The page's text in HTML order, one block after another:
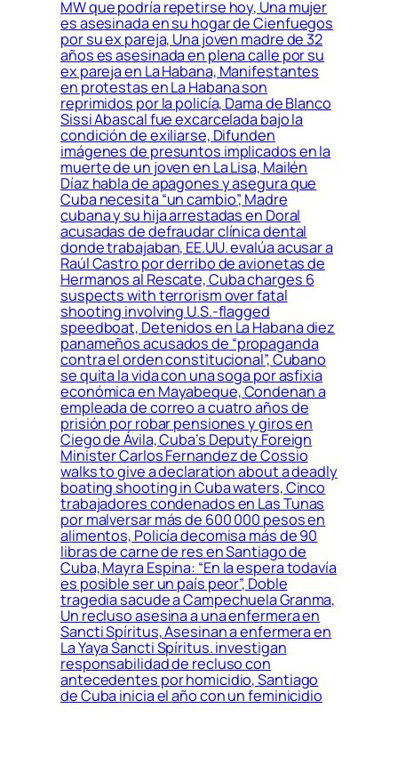
MW que podría repetirse hoy, Una mujer
es asesinada en su hogar de Cienfuegos
por su ex pareja, Una joven madre de 32
años es asesinada en plena calle por su
ex pareja en La Habana, Manifestantes
en protestas en La Habana son
reprimidos por la policía, Dama de Blanco
Sissi Abascal fue excarcelada bajo la
condición de exiliarse, Difunden
imágenes de presuntos implicados en la
muerte de un joven en La Lisa, Mailén
Díaz habla de apagones y asegura que
Cuba necesita “un cambio”, Madre
cubana y su hija arrestadas en Doral
acusadas de defraudar clínica dental
donde trabajaban, EE.UU. evalúa acusar a
Raúl Castro por derribo de avionetas de
Hermanos al Rescate, Cuba charges 6
suspects with terrorism over fatal
shooting involving U.S.-flagged
speedboat, Detenidos en La Habana diez
panameños acusados de “propaganda
contra el orden constitucional”, Cubano
se quita la vida con una soga por asfixia
económica en Mayabeque, Condenan a
empleada de correo a cuatro años de
prisión por robar pensiones y giros en
Ciego de Ávila, Cuba’s Deputy Foreign
Minister Carlos Fernandez de Cossio
walks to give a declaration about a deadly
boating shooting in Cuba waters, Cinco
trabajadores condenados en Las Tunas
por malversar más de 600 000 pesos en
alimentos, Policía decomisa más de 90
libras de carne de res en Santiago de
Cuba, Mayra Espina: “En la espera todavía
es posible ser un país peor”, Doble
tragedia sacude a Campechuela Granma,
Un recluso asesina a una enfermera en
Sancti Spíritus, Asesinan a enfermera en
La Yaya Sancti Spíritus. investigan
responsabilidad de recluso con
antecedentes por homicidio, Santiago
de Cuba inicia el año con un feminicidio